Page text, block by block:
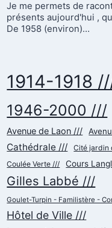
Je me permets de
présents aujourd'hui ,
De 1958 (environ)…
1914-1918
1946-2000 ///
Avenue de Laon ///
Cathédrale /// Cité jardin
Coulée Verte /// Cours
Gilles Labbé ///
Goulet-Turpin - Familistère -
Hôtel de Ville ///